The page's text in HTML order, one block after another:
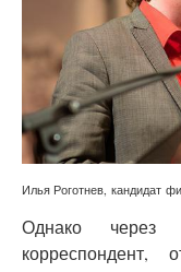
Илья Роготнев, кандидат
Однако через